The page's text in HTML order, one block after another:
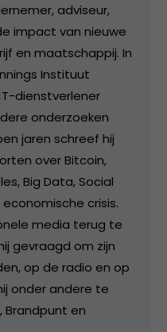
adviseur,
impact van nieuwe
en maatschappij. In
Instituut
dienstverlener
onderzoeken
jaren schreef hij
over Bitcoin,
Big Data, Social
crisis.
media terug te
gevraagd om zijn
op de radio en op
onder andere te
Brandpunt en